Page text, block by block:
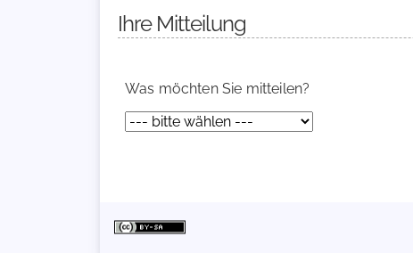
Ihre Mitteilung
Was möchten Sie mitteilen?